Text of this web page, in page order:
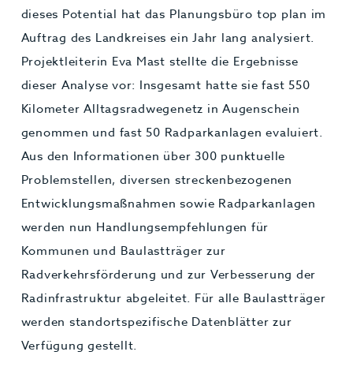
dieses Potential hat das Planungsbüro top plan im
Auftrag des Landkreises ein Jahr lang analysiert.
Projektleiterin Eva Mast stellte die Ergebnisse
dieser Analyse vor: Insgesamt hatte sie fast 550
Kilometer Alltagsradwegenetz in Augenschein
genommen und fast 50 Radparkanlagen evaluiert.
Aus den Informationen über 300 punktuelle
Problemstellen, diversen streckenbezogenen
Entwicklungsmaßnahmen sowie Radparkanlagen
werden nun Handlungsempfehlungen für
Kommunen und Baulastträger zur
Radverkehrsförderung und zur Verbesserung der
Radinfrastruktur abgeleitet. Für alle Baulastträger
werden standortspezifische Datenblätter zur
Verfügung gestellt.